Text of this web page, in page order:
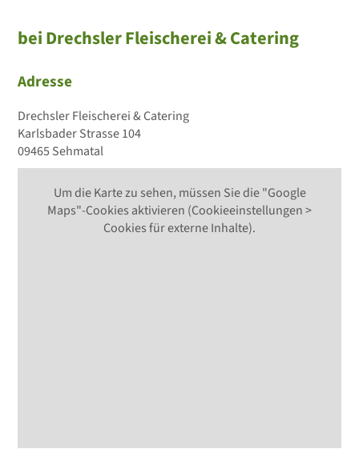
bei Drechsler Fleischerei & Catering
Adresse
Drechsler Fleischerei & Catering
Karlsbader Strasse 104
09465 Sehmatal
Um die Karte zu sehen, müssen Sie die "Google
Maps"-Cookies aktivieren (Cookieeinstellungen >
Cookies für externe Inhalte).